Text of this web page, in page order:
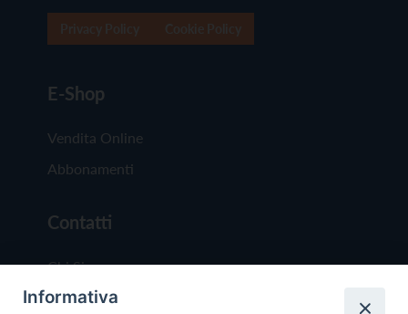
E-Shop
Vendita Online
Abbonamenti
Contatti
Chi Siamo
Redazione
Informativa